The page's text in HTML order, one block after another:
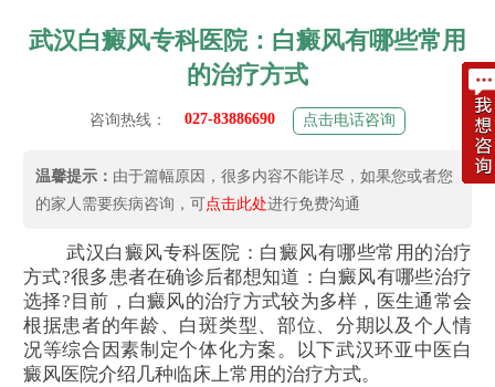
武汉白癜风专科医院：白癜风有哪些常用
的治疗方式
咨询热线： 027-83886690 点击电话咨询
温馨提示： 由于篇幅原因，很多内容不能详尽，如果您或者您
的家人需要疾病咨询，可点击此处进行免费沟通
武汉白癜风专科医院：白癜风有哪些常用的治疗
方式?很多患者在确诊后都想知道：白癜风有哪些治疗
选择?目前，白癜风的治疗方式较为多样，医生通常会
根据患者的年龄、白斑类型、部位、分期以及个人情
况等综合因素制定个体化方案。以下武汉环亚中医白
癜风医院介绍几种临床上常用的治疗方式。